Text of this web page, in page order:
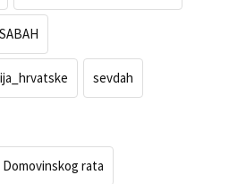
SABAH
sevdah
rata